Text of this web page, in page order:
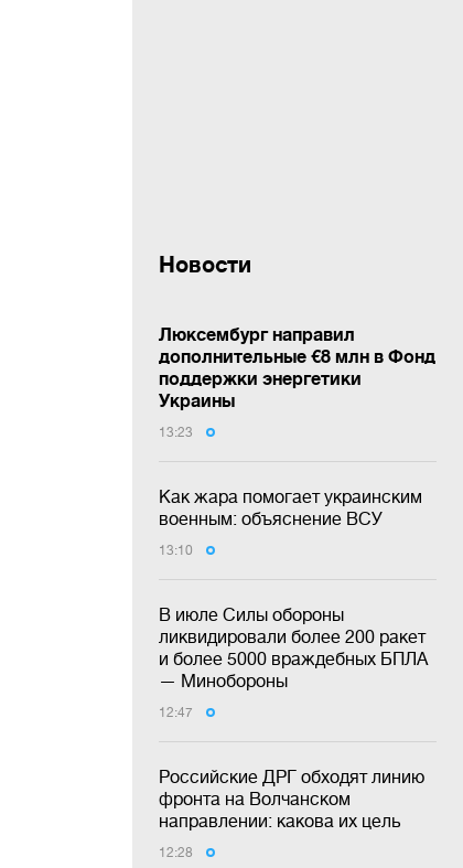
Новости
Люксембург направил
дополнительные €8 млн в Фонд
поддержки энергетики
Украины
13:23
Как жара помогает украинским
военным: объяснение ВСУ
13:10
В июле Силы обороны
ликвидировали более 200 ракет
и более 5000 враждебных БПЛА
— Минобороны
12:47
Российские ДРГ обходят линию
фронта на Волчанском
направлении: какова их цель
12:28